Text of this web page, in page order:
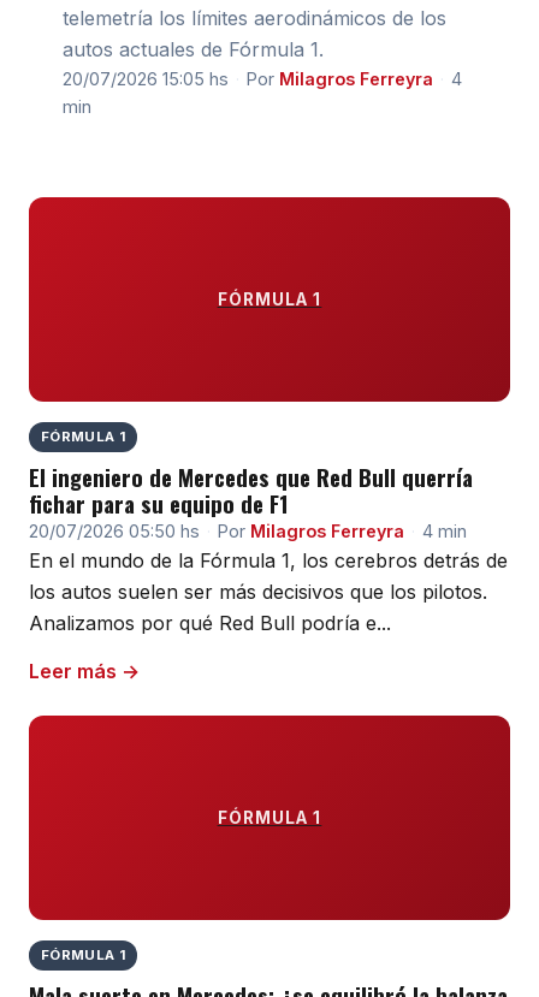
telemetría los límites aerodinámicos de los
autos actuales de Fórmula 1.
20/07/2026 15:05 hs · Por Milagros Ferreyra · 4
min
FÓRMULA 1
FÓRMULA 1
El ingeniero de Mercedes que Red Bull querría
fichar para su equipo de F1
20/07/2026 05:50 hs · Por Milagros Ferreyra · 4 min
En el mundo de la Fórmula 1, los cerebros detrás de
los autos suelen ser más decisivos que los pilotos.
Analizamos por qué Red Bull podría e...
Leer más →
FÓRMULA 1
FÓRMULA 1